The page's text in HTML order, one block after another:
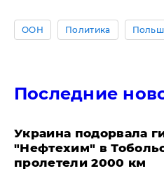
ООН Политика
Последние
Украина подорвала
"Нефтехим" в
пролетели 2000 км